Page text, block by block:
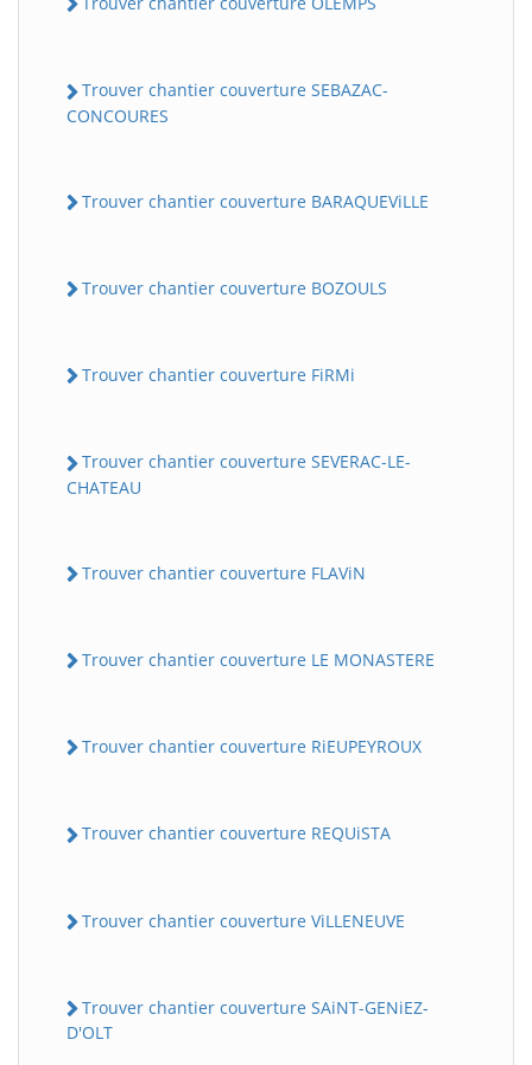
Trouver chantier couverture SEBAZAC-
CONCOURES
Trouver chantier couverture BARAQUEViLLE
Trouver chantier couverture BOZOULS
Trouver chantier couverture FiRMi
Trouver chantier couverture SEVERAC-LE-
CHATEAU
Trouver chantier couverture FLAViN
Trouver chantier couverture LE MONASTERE
Trouver chantier couverture RiEUPEYROUX
Trouver chantier couverture REQUiSTA
Trouver chantier couverture ViLLENEUVE
Trouver chantier couverture SAiNT-GENiEZ-
D'OLT